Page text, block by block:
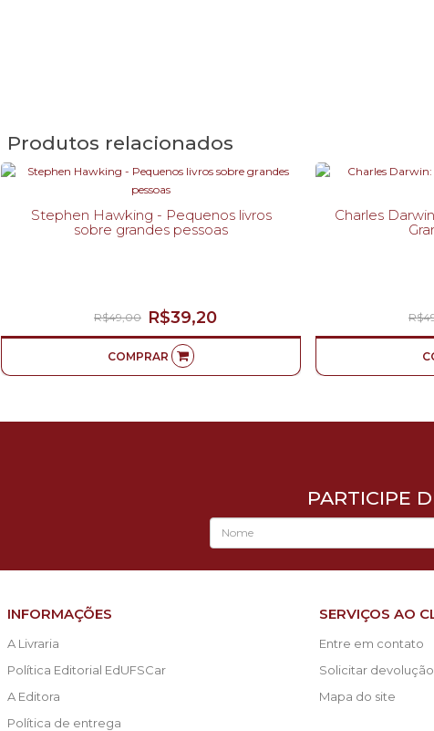
Produtos relacionados
Stephen Hawking - Pequenos livros
sobre grandes pessoas
R$39,20
R$49,00
COMPRAR
Charles
PARTICIPE
INFORMAÇÕES
A Livraria
Política Editorial EdUFSCar
A Editora
Política de entrega
SERVIÇOS AO
Entre em contato
Solicitar devolução
Mapa do site